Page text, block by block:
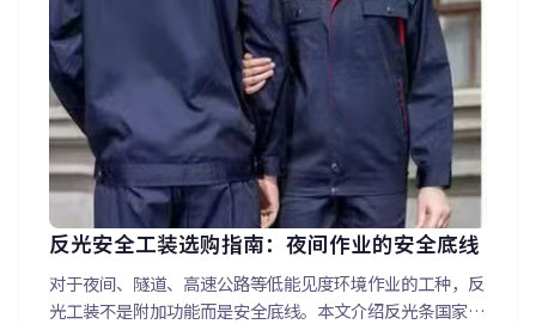
反光安全工装选购指南：夜间作业的安全底线
对于夜间、隧道、高速公路等低能见度环境作业的工种，反
光工装不是附加功能而是安全底线。本文介绍反光条国家标